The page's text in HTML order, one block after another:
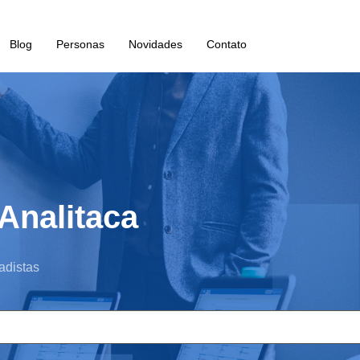
Blog Personas Novidades Contato